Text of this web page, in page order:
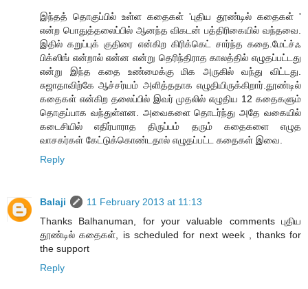
இந்தத் தொகுப்பில் உள்ள கதைகள் 'புதிய தூண்டில் கதைகள் '
என்ற பொதுத்தலைப்பில் ஆனந்த விகடன் பத்திரிகையில் வந்தவை.
இதில் கறுப்புக் குதிரை என்கிற கிரிக்கெட் சார்ந்த கதை.மேட்ச்ஃ
பிக்ஸிங் என்றால் என்ன என்று தெரிந்திராத காலத்தில் எழுதப்பட்டது
என்று இந்த கதை உண்மைக்கு மிக அருகில் வந்து விட்டது.
சுஜாதாவிற்கே ஆச்சர்யம் அளித்ததாக எழுதியிருக்கிறார்.தூண்டில்
கதைகள் என்கிற தலைப்பில் இவர் முதலில் எழுதிய 12 கதைகளும்
தொகுப்பாக வந்துள்ளன. அவைகளை தொடர்ந்து அதே வகையில்
கடைசியில் எதிர்பாராத திருப்பம் தரும் கதைகளை எழுத
வாசகர்கள் கேட்டுக்கொண்டதால் எழுதப்பட்ட கதைகள் இவை.
Reply
Balaji
11 February 2013 at 11:13
Thanks Balhanuman, for your valuable comments புதிய
தூண்டில் கதைகள், is scheduled for next week , thanks for
the support
Reply